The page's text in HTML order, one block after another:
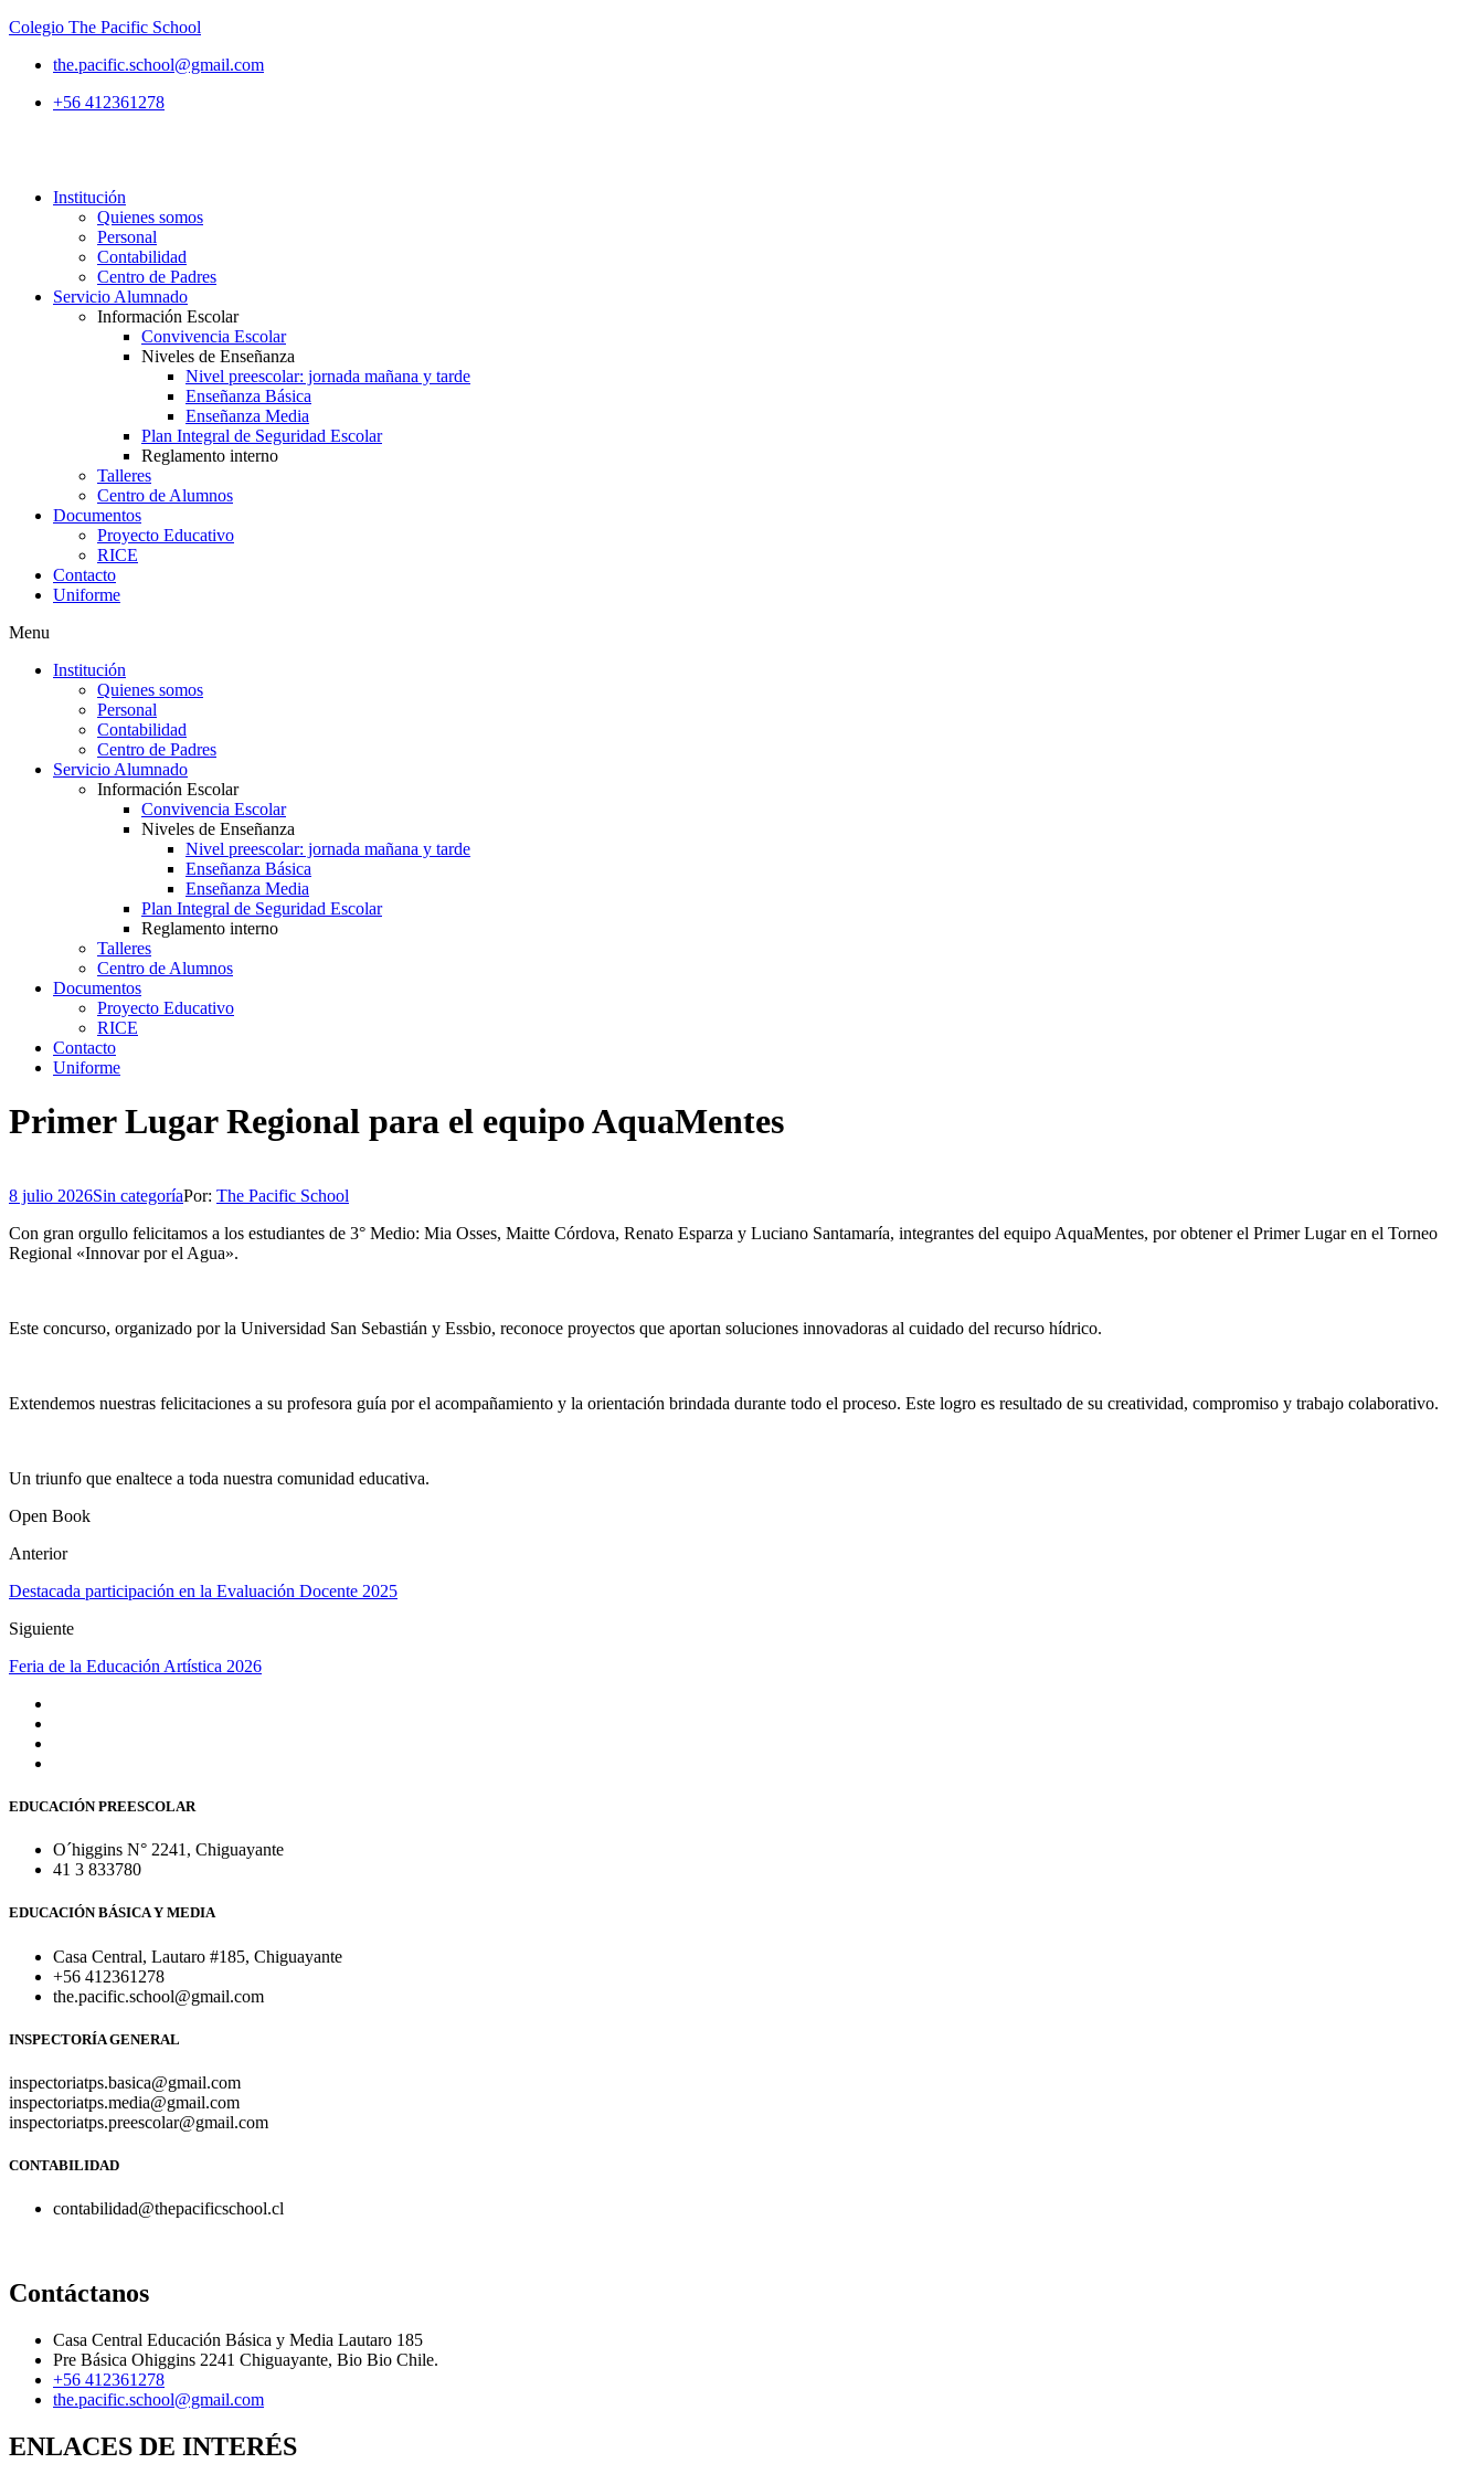
Colegio The Pacific School
the.pacific.school@gmail.com
+56 412361278
Institución
Quienes somos
Personal
Contabilidad
Centro de Padres
Servicio Alumnado
Información Escolar
Convivencia Escolar
Niveles de Enseñanza
Nivel preescolar: jornada mañana y tarde
Enseñanza Básica
Enseñanza Media
Plan Integral de Seguridad Escolar
Reglamento interno
Talleres
Centro de Alumnos
Documentos
Proyecto Educativo
RICE
Contacto
Uniforme
Menu
Institución
Quienes somos
Personal
Contabilidad
Centro de Padres
Servicio Alumnado
Información Escolar
Convivencia Escolar
Niveles de Enseñanza
Nivel preescolar: jornada mañana y tarde
Enseñanza Básica
Enseñanza Media
Plan Integral de Seguridad Escolar
Reglamento interno
Talleres
Centro de Alumnos
Documentos
Proyecto Educativo
RICE
Contacto
Uniforme
Primer Lugar Regional para el equipo AquaMentes
8 julio 2026Sin categoríaPor: The Pacific School
Con gran orgullo felicitamos a los estudiantes de 3° Medio: Mia Osses, Maitte Córdova, Renato Esparza y Luciano Santamaría, integrantes del equipo AquaMentes, por obtener el Primer Lugar en el Torneo
Regional «Innovar por el Agua».
Este concurso, organizado por la Universidad San Sebastián y Essbio, reconoce proyectos que aportan soluciones innovadoras al cuidado del recurso hídrico.
Extendemos nuestras felicitaciones a su profesora guía por el acompañamiento y la orientación brindada durante todo el proceso. Este logro es resultado de su creatividad, compromiso y trabajo colaborativo.
Un triunfo que enaltece a toda nuestra comunidad educativa.
Open Book
Anterior
Destacada participación en la Evaluación Docente 2025
Siguiente
Feria de la Educación Artística 2026
EDUCACIÓN PREESCOLAR
O´higgins N° 2241, Chiguayante
41 3 833780
EDUCACIÓN BÁSICA Y MEDIA
Casa Central, Lautaro #185, Chiguayante
+56 412361278
the.pacific.school@gmail.com
INSPECTORÍA GENERAL
inspectoriatps.basica@gmail.com
inspectoriatps.media@gmail.com
inspectoriatps.preescolar@gmail.com
CONTABILIDAD
contabilidad@thepacificschool.cl
Contáctanos
Casa Central Educación Básica y Media Lautaro 185
Pre Básica Ohiggins 2241 Chiguayante, Bio Bio Chile.
+56 412361278
the.pacific.school@gmail.com
ENLACES DE INTERÉS